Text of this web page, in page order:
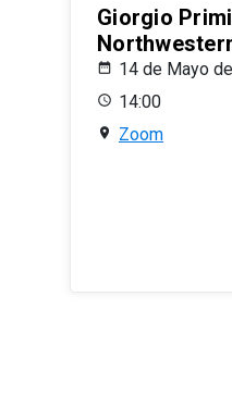
Giorgio
14 de Mayo
14:00
Zoom